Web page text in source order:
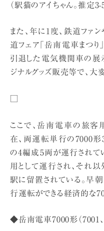
（駅猫のアイちゃん。推定
また、年に1度、鉄道ファ
道フェア「岳南電車まつり
引退した電気機関車の展示
ジナルグッズ販売等で、大
ここで、岳南電車の旅客
在、両運転単行の7000
の4編成5両が運行されて
用として運行され、それ
駅に留置されている。早
行運転ができる経済的な
◆岳南電車7000形（7001